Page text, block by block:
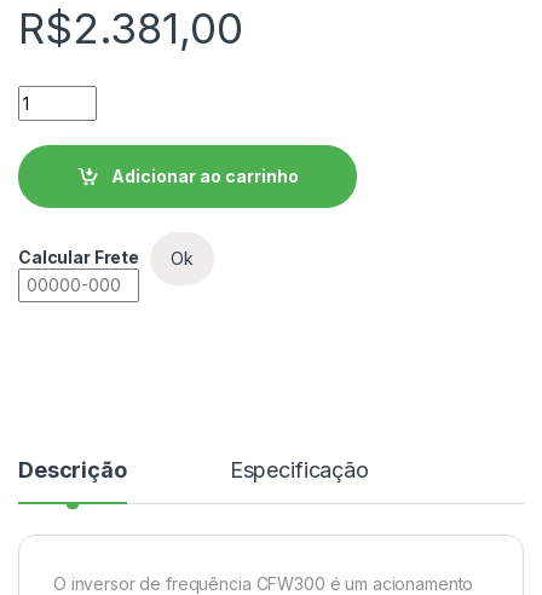
R$2.381,00
Inversor de Frequência WEG CFW300 -
Adicionar ao carrinho
Calcular Frete Ok
Descrição Especificação
O inversor de frequência CFW300 é um acionamento